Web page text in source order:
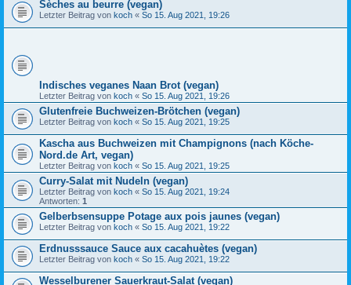
Sèches au beurre (vegan)
Letzter Beitrag von koch « So 15. Aug 2021, 19:26
Indisches veganes Naan Brot (vegan)
Letzter Beitrag von koch « So 15. Aug 2021, 19:26
Glutenfreie Buchweizen-Brötchen (vegan)
Letzter Beitrag von koch « So 15. Aug 2021, 19:25
Kascha aus Buchweizen mit Champignons (nach Köche-
Nord.de Art, vegan)
Letzter Beitrag von koch « So 15. Aug 2021, 19:25
Curry-Salat mit Nudeln (vegan)
Letzter Beitrag von koch « So 15. Aug 2021, 19:24
Antworten: 1
Gelberbsensuppe Potage aux pois jaunes (vegan)
Letzter Beitrag von koch « So 15. Aug 2021, 19:22
Erdnusssauce Sauce aux cacahuètes (vegan)
Letzter Beitrag von koch « So 15. Aug 2021, 19:22
Wesselburener Sauerkraut-Salat (vegan)